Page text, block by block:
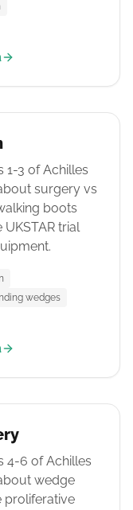
1-3 of Achilles
surgery vs
boots
UKSTAR trial
wedges
4-6 of Achilles
wedge
proliferative